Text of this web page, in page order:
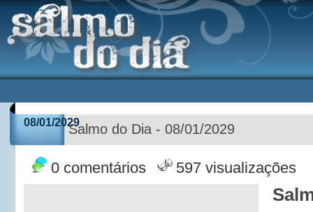
08/01/2029Salmo do Dia - 08/01/2029
0 comentários 597 visualizações